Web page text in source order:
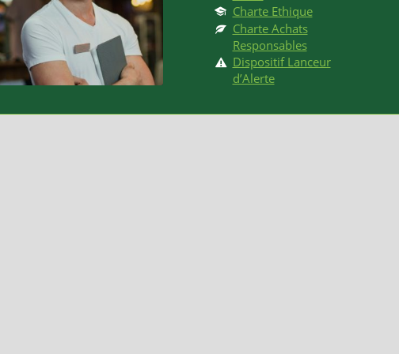
Charte Ethique
Charte Achats
Responsables
Dispositif Lanceur
d’Alerte